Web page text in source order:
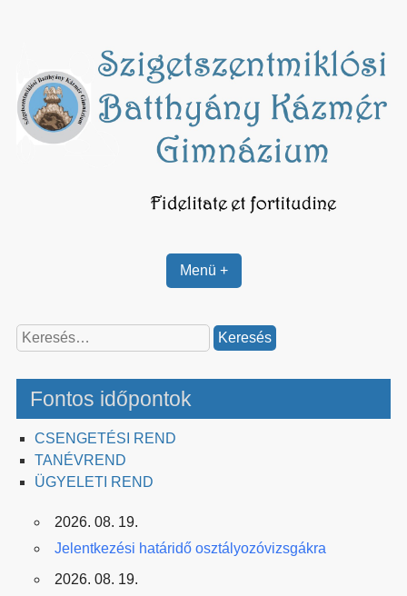
Menü +
Keresés:
Fontos időpontok
CSENGETÉSI REND
TANÉVREND
ÜGYELETI REND
2026. 08. 19.
Jelentkezési határidő osztályozóvizsgákra
2026. 08. 19.